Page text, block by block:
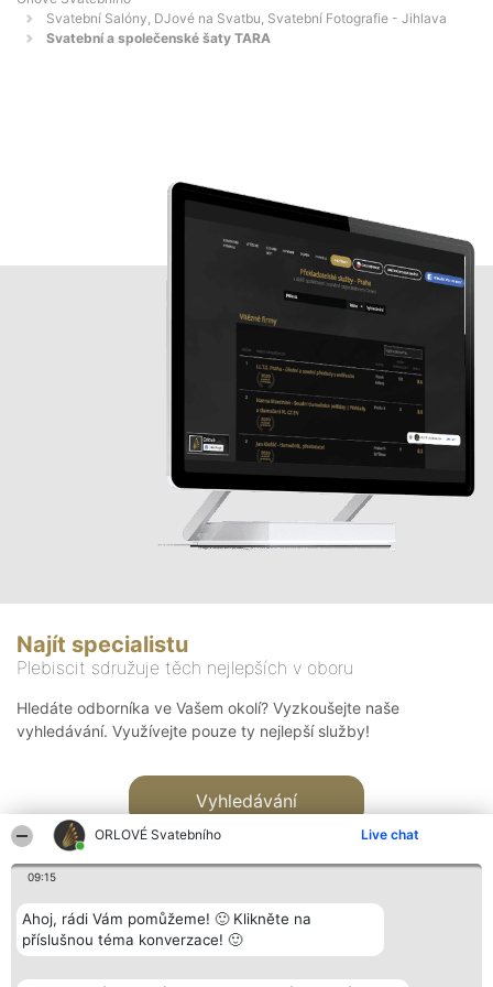
ORLOVÉ Svatebního Live chat
09:15
Ahoj, rádi Vám pomůžeme! 🙂 Klikněte na
příslušnou téma konverzace! 🙂
Svatební Salóny, DJové na Svatbu, Svatební Fotografie - Jihlava
Svatební a společenské šaty TARA
Najít specialistu
Plebiscit sdružuje těch nejlepších v oboru
Hledáte odborníka ve Vašem okolí? Vyzkoušejte naše
vyhledávání. Využívejte pouze ty nejlepší služby!
Vyhledávání
Bright Side Solutions sp. z o. Vítězové Kontakt